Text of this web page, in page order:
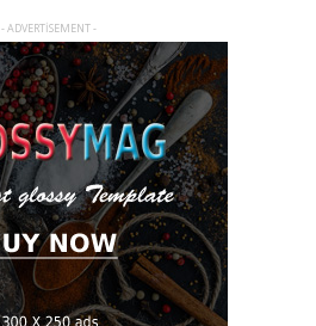
- ADVERTISEMENT -